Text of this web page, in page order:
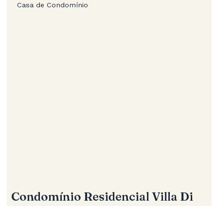
Casa de Condomínio
Condomínio Residencial Villa Di